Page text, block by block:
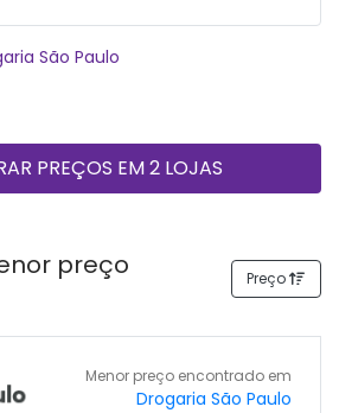
São Paulo
PREÇOS EM 2 LOJAS
preço
Preço
Menor preço encontrado em
Drogaria São Paulo